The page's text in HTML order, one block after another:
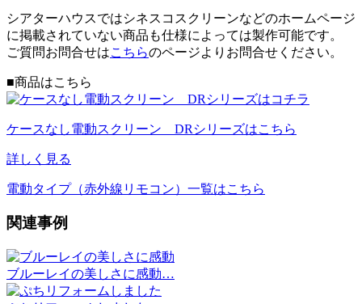
シアターハウスではシネスコスクリーンなどのホームページ
に掲載されていない商品も仕様によっては製作可能です。
ご質問お問合せはこちらのページよりお問合せください。
■商品はこちら
ケースなし電動スクリーン DRシリーズはこちら
詳しく見る
電動タイプ（赤外線リモコン）一覧はこちら
関連事例
ブルーレイの美しさに感動…